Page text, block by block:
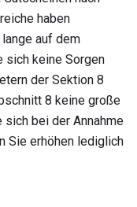
haben
auf dem
sich keine Sorgen
der Sektion 8
8 keine große
bei der Annahme
Sie erhöhen lediglich